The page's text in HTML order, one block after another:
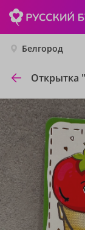
Белгород
Открытка